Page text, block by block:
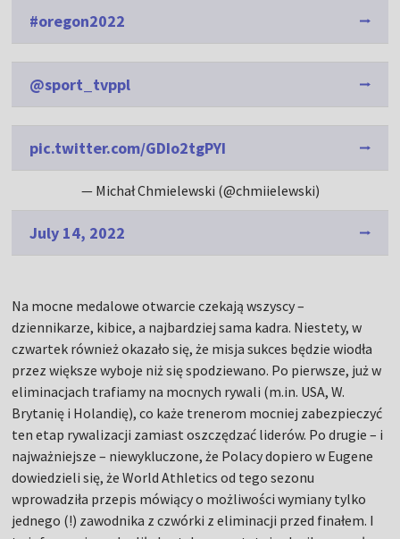
#oregon2022
@sport_tvppl
pic.twitter.com/GDIo2tgPYI
— Michał Chmielewski (@chmiielewski)
July 14, 2022
Na mocne medalowe otwarcie czekają wszyscy –
dziennikarze, kibice, a najbardziej sama kadra. Niestety, w
czwartek również okazało się, że misja sukces będzie wiodła
przez większe wyboje niż się spodziewano. Po pierwsze, już w
eliminacjach trafiamy na mocnych rywali (m.in. USA, W.
Brytanię i Holandię), co każe trenerom mocniej zabezpieczyć
ten etap rywalizacji zamiast oszczędzać liderów. Po drugie – i
najważniejsze – niewykluczone, że Polacy dopiero w Eugene
dowiedzieli się, że World Athletics od tego sezonu
wprowadziła przepis mówiący o możliwości wymiany tylko
jednego (!) zawodnika z czwórki z eliminacji przed finałem. I